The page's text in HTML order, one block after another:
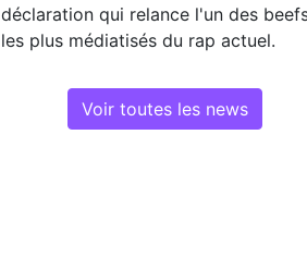
déclaration qui relance l'un des
les plus médiatisés du rap actuel.
Voir toutes les news